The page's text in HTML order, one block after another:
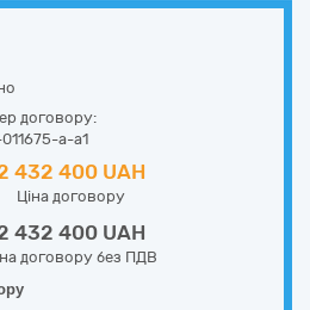
договору:
a-a1
432 400 UAH
Ціна договору
432 400 UAH
договору без ПДВ